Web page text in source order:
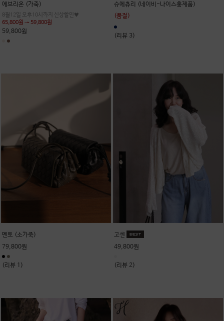
에브리온 (가죽)
8월12일 오후10시까지 신상할인♥
65,800원 → 59,800원
59,800원
슈에츄리 (네이비-나이스홍제품)
(품절)
(리뷰 3)
멘토 (소가죽)
79,800원
(리뷰 1)
고센
49,800원
(리뷰 2)